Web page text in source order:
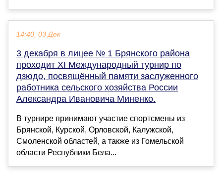
14:40, 03 Дек
3 декабря в лицее № 1 Брянского района
проходит XI Международный турнир по
дзюдо, посвящённый памяти заслуженного
работника сельского хозяйства России
Александра Ивановича Миненко.
В турнире принимают участие спортсмены из
Брянской, Курской, Орловской, Калужской,
Смоленской областей, а также из Гомельской
области Республики Бела...